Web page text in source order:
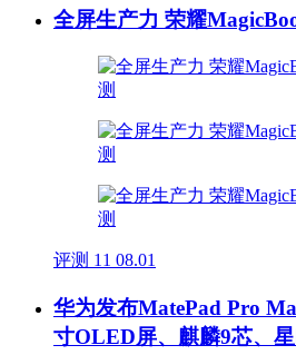
全屏生产力 荣耀
评测 11 08.01
华为发布MatePad Pro
寸OLED屏、麒麟9芯、